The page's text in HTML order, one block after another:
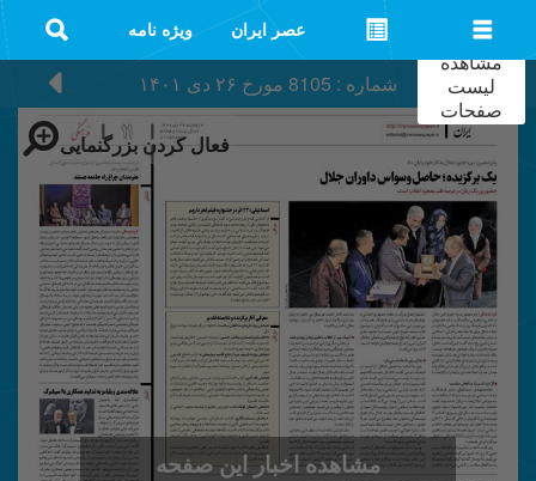
عصر ایران ویژه نامه
شماره : 8105 مورخ ۲۶ دی ۱۴۰۱
فعال کردن بزرگنمایی
مشاهده اخبار این صفحه
مشاهده
لیست
صفحات